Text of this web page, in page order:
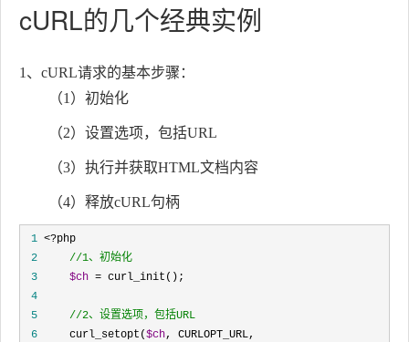
cURL的几个经典实例
1、cURL请求的基本步骤：
（1）初始化
（2）设置选项，包括URL
（3）执行并获取HTML文档内容
（4）释放cURL句柄
1 <?
2
//1、初始化
3
$ch =
4
5
//2、设置选项，包括URL
6
     curl_setopt(
$ch, CURLOPT_URL,